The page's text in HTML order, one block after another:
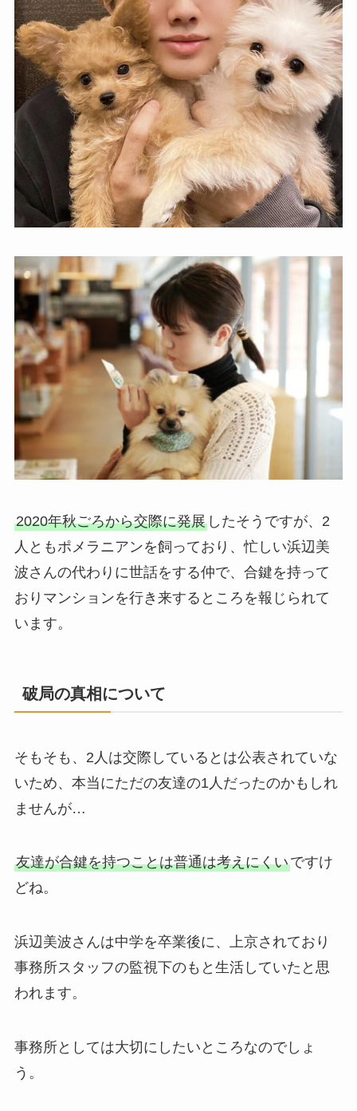
2020年秋ごろから交際に発展したそうですが、2
人ともポメラニアンを飼っており、忙しい浜辺美
波さんの代わりに世話をする仲で、合鍵を持って
おりマンションを行き来するところを報じられて
います。
破局の真相について
そもそも、2人は交際しているとは公表されていな
いため、本当にただの友達の1人だったのかもしれ
ませんが…
友達が合鍵を持つことは普通は考えにくいですけ
どね。
浜辺美波さんは中学を卒業後に、上京されており
事務所スタッフの監視下のもと生活していたと思
われます。
事務所としては大切にしたいところなのでしょ
う。